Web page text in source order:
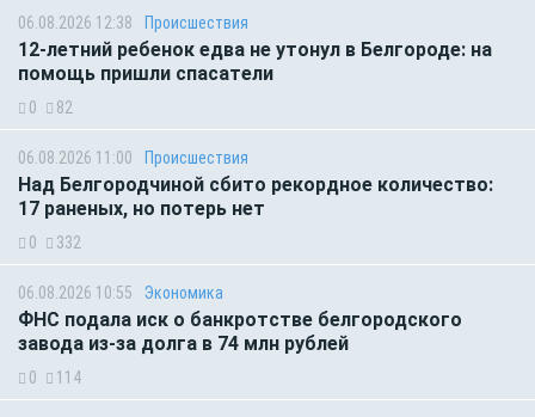
06.08.2026 12:38 Происшествия
12-летний ребенок едва не утонул в Белгороде: на
помощь пришли спасатели
0 82
06.08.2026 11:00 Происшествия
Над Белгородчиной сбито рекордное количество:
17 раненых, но потерь нет
0 332
06.08.2026 10:55 Экономика
ФНС подала иск о банкротстве белгородского
завода из-за долга в 74 млн рублей
0 114